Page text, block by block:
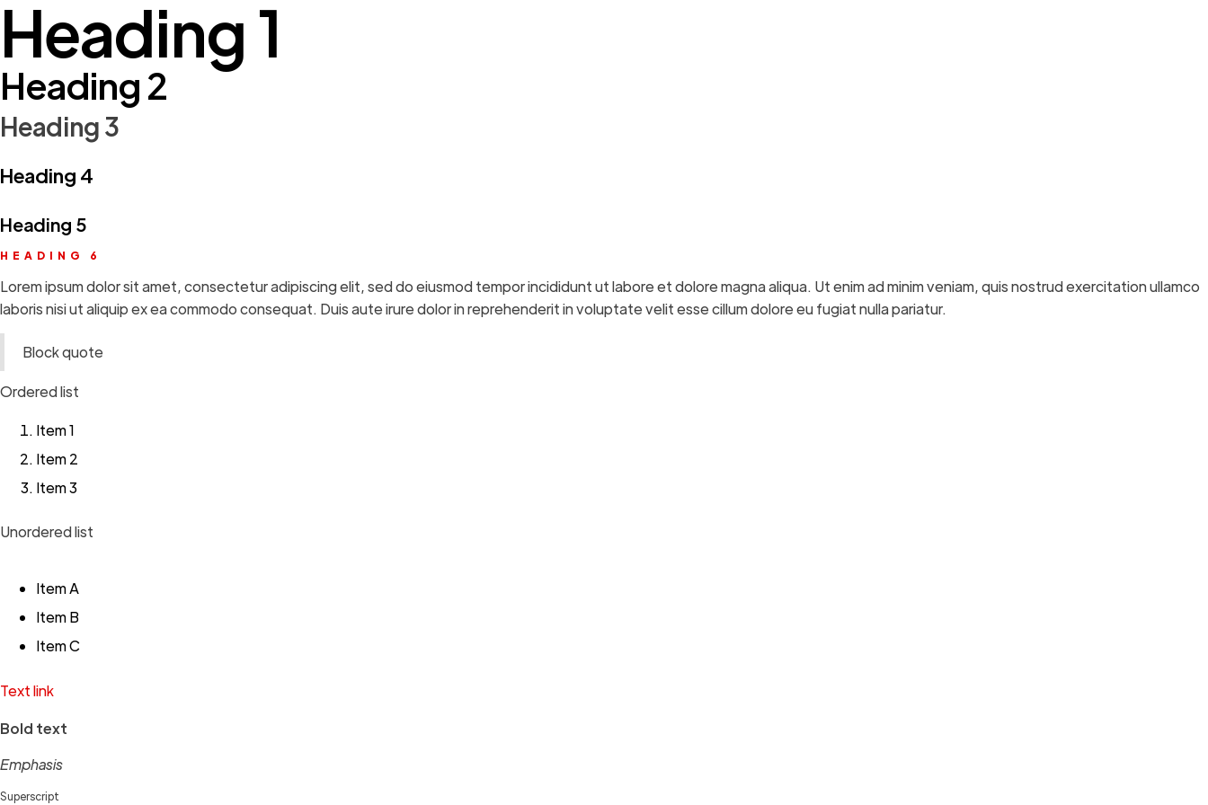
Heading 1
Heading 2
Heading 3
Heading 4
Heading 5
HEADING 6
Lorem ipsum dolor sit amet, consectetur adipiscing elit, sed do eiusmod tempor incididunt ut labore et dolore magna aliqua. Ut enim ad minim veniam, quis nostrud exercitation ullamco
laboris nisi ut aliquip ex ea commodo consequat. Duis aute irure dolor in reprehenderit in voluptate velit esse cillum dolore eu fugiat nulla pariatur.
Block quote
Ordered list
Item 1
Item 2
Item 3
Unordered list
Item A
Item B
Item C
Text link
Bold text
Emphasis
Superscript